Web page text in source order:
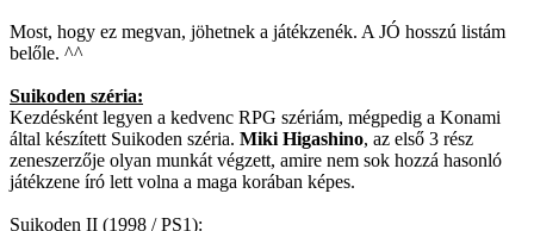
Most, hogy ez megvan, jöhetnek a játékzenék. A JÓ hosszú listám
belőle. ^^
Suikoden széria:
Kezdésként legyen a kedvenc RPG szériám, mégpedig a Konami
által készített Suikoden széria. Miki Higashino, az első 3 rész
zeneszerzője olyan munkát végzett, amire nem sok hozzá hasonló
játékzene író lett volna a maga korában képes.
Suikoden II (1998 / PS1):